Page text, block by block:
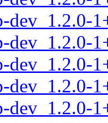
dev_1.2.0-
dev_1.2.0-
dev_1.2.0-
dev_1.2.0-
dev_1.2.0-